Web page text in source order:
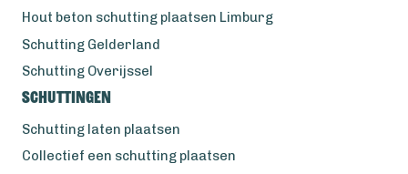
Hout beton schutting plaatsen Limburg
Schutting Gelderland
Schutting Overijssel
Schuttingen
Schutting laten plaatsen
Collectief een schutting plaatsen